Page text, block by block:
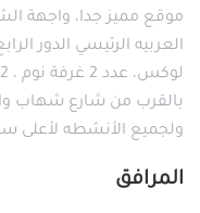
موقع مميز جدا، واجهة
بالقرب من شارع شهاب
ولجميع الأنشطه لأعلى
المرافق